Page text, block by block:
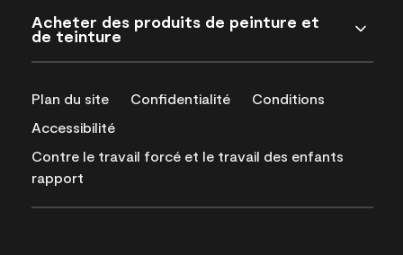
Acheter des produits de peinture et
de teinture
Plan du site Confidentialité
Conditions
Accessibilité
Contre le travail forcé et le travail des enfants
rapport